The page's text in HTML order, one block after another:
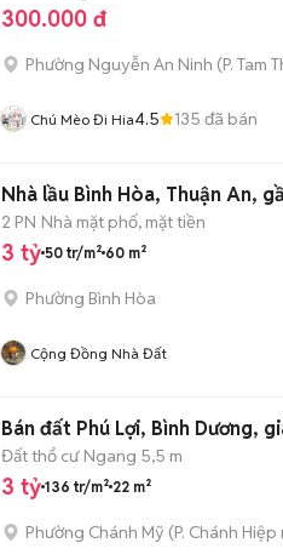
300.000 đ
Phường Nguyễn An Ninh (P. Tam
Chú Mèo Đi Hia4.5 135 đã bán
Nhà lầu Bình Hòa, Thuận An,
2 PN Nhà mặt phố, mặt tiền
3 tỷ 50 tr/m² 60 m²
Phường Bình Hòa
Cộng Đồng Nhà Đất
Bán đất Phú Lợi, Bình Dương,
Đất thổ cư Ngang 5,5 m
3 tỷ 136 tr/m² 22 m²
Phường Chánh Mỹ (P. Chánh Hiệp